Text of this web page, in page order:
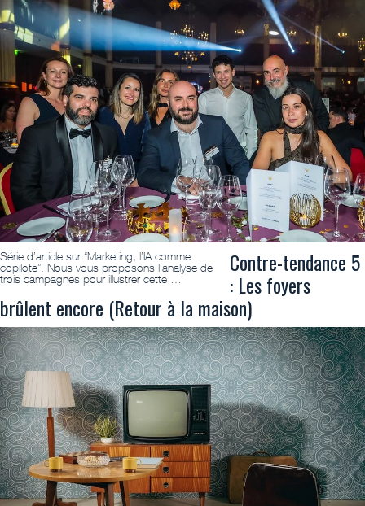
Série d’article sur “Marketing, l’IA comme
copilote”. Nous vous proposons l’analyse de
trois campagnes pour illustrer cette …
Contre-tendance 5
: Les foyers
brûlent encore (Retour à la maison)